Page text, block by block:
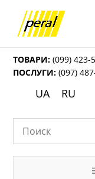
ТОВАРИ: (099) 423-
ПОСЛУГИ: (097)
UA RU